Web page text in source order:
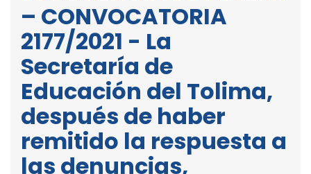
– CONVOCATORIA
2177/2021 - La
Secretaría de
Educación del Tolima,
después de haber
remitido la respuesta a
las denuncias,